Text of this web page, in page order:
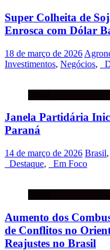
Super Colheita de
Enrosca com Dólar
18 de março de 2026
Investimentos, Negócios,
Janela Partidária
Paraná
14 de março de 2026 Brasil,
_Destaque, _Em Foco
Aumento dos
de Conflitos no
Reajustes no Brasil